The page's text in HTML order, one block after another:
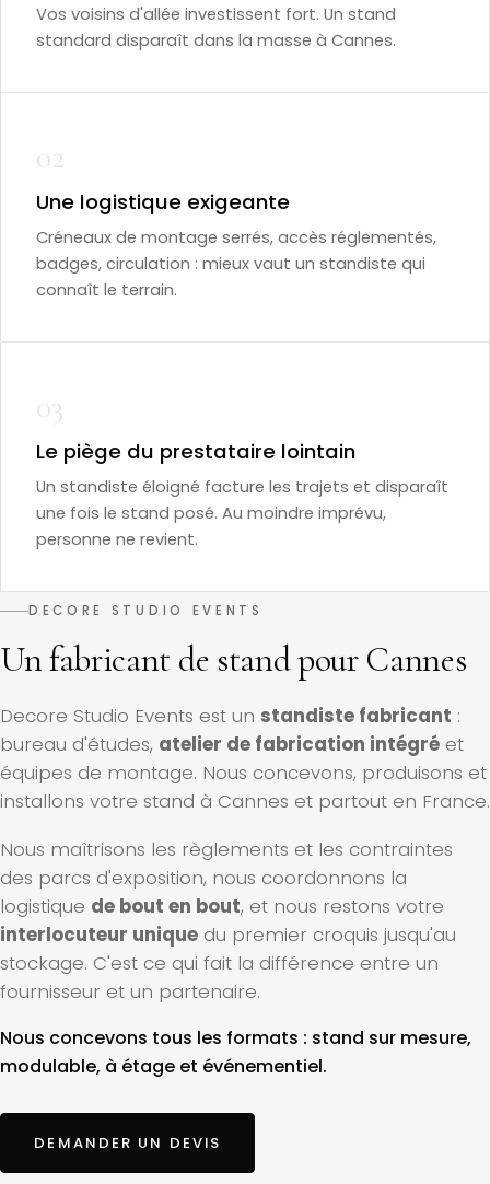
Vos voisins d'allée investissent fort. Un stand
standard disparaît dans la masse à Cannes.
02
Une logistique exigeante
Créneaux de montage serrés, accès réglementés,
badges, circulation : mieux vaut un standiste qui
connaît le terrain.
03
Le piège du prestataire lointain
Un standiste éloigné facture les trajets et disparaît
une fois le stand posé. Au moindre imprévu,
personne ne revient.
DECORE STUDIO EVENTS
Un fabricant de stand pour Cannes
Decore Studio Events est un standiste fabricant :
bureau d'études, atelier de fabrication intégré et
équipes de montage. Nous concevons, produisons et
installons votre stand à Cannes et partout en France.
Nous maîtrisons les règlements et les contraintes
des parcs d'exposition, nous coordonnons la
logistique de bout en bout, et nous restons votre
interlocuteur unique du premier croquis jusqu'au
stockage. C'est ce qui fait la différence entre un
fournisseur et un partenaire.
Nous concevons tous les formats : stand sur mesure,
modulable, à étage et événementiel.
DEMANDER UN DEVIS